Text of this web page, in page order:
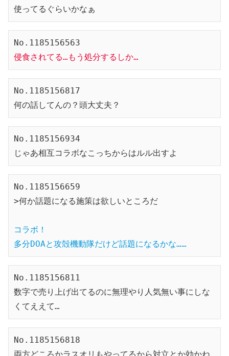
使ってるぐらいかなぁ
侵食されてる…もう処分するしか…
No.1185156817
何の話してんの？頭大丈夫？
No.1185156934
じゃあ相互コラボなこっちからはルル出すよ
No.1185156659
>何か話題になる施策は欲しいところだ
コラボ！
多分DOAと攻殻機動隊だけど話題になるかな……
No.1185156811
数字で売り上げ出てるのに無理やり人気無い事にしな
くてええて…
No.1185156818